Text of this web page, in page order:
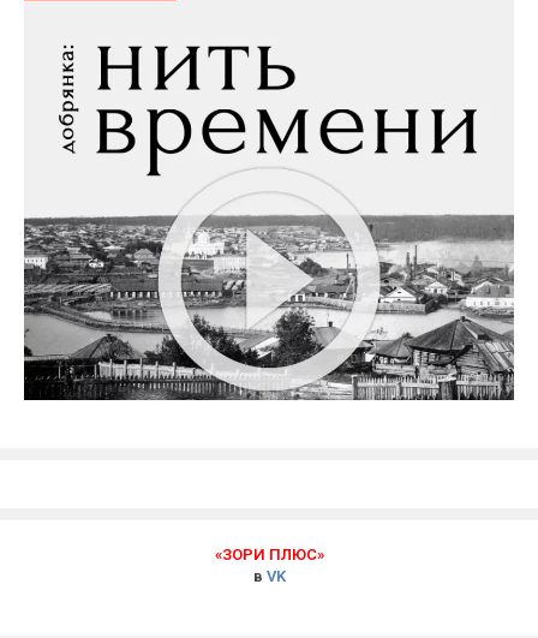
«ЗОРИ ПЛЮС»
в VK